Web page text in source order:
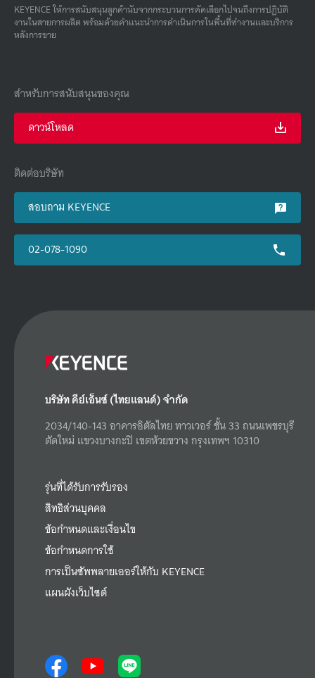
KEYENCE ให้การสนับสนุนลูกค้านับจากกระบวนการคัดเลือกไปจนถึงการปฏิบัติ
งานในสายการผลิต พร้อมด้วยคําแนะนําการดําเนินการในพื้นที่ทํางานและบริการ
หลังการขาย
สำหรับการสนับสนุนของคุณ
ดาวน์โหลด
ติดต่อบริษัท
สอบถาม KEYENCE
02-078-1090
บริษัท คีย์เอ็นซ์ (ไทยแลนด์) จำกัด
2034/140-143 อาคารอิตัลไทย ทาวเวอร์ ชั้น 33 ถนนเพชรบุรี
ตัดใหม่ แขวงบางกะปิ เขตห้วยขวาง กรุงเทพฯ 10310
รุ่นที่ได้รับการรับรอง
สิทธิส่วนบุคคล
ข้อกำหนดและเงื่อนไข
ข้อกำหนดการใช้
การเป็นซัพพลายเออร์ให้กับ KEYENCE
แผนผังเว็บไซต์